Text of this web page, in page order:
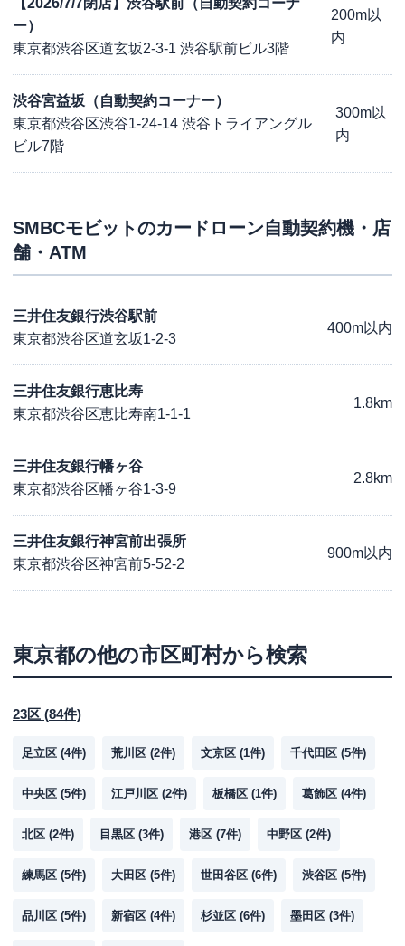
【2026/7/7閉店】渋谷駅前（自動契約コーナ
ー）
東京都渋谷区道玄坂2-3-1 渋谷駅前ビル3階
200m以
内
渋谷宮益坂（自動契約コーナー）
東京都渋谷区渋谷1-24-14 渋谷トライアングル
ビル7階
300m以
内
SMBCモビットのカードローン自動契約機・店
舗・ATM
三井住友銀行渋谷駅前
東京都渋谷区道玄坂1-2-3
400m以内
三井住友銀行恵比寿
東京都渋谷区恵比寿南1-1-1
1.8km
三井住友銀行幡ヶ谷
東京都渋谷区幡ヶ谷1-3-9
2.8km
三井住友銀行神宮前出張所
東京都渋谷区神宮前5-52-2
900m以内
東京都の他の市区町村から検索
23区 (84件)
足立区 (4件) 荒川区 (2件) 文京区 (1件) 千代田区 (5件)
中央区 (5件) 江戸川区 (2件) 板橋区 (1件) 葛飾区 (4件)
北区 (2件) 目黒区 (3件) 港区 (7件) 中野区 (2件)
練馬区 (5件) 大田区 (5件) 世田谷区 (6件) 渋谷区 (5件)
品川区 (5件) 新宿区 (4件) 杉並区 (6件) 墨田区 (3件)